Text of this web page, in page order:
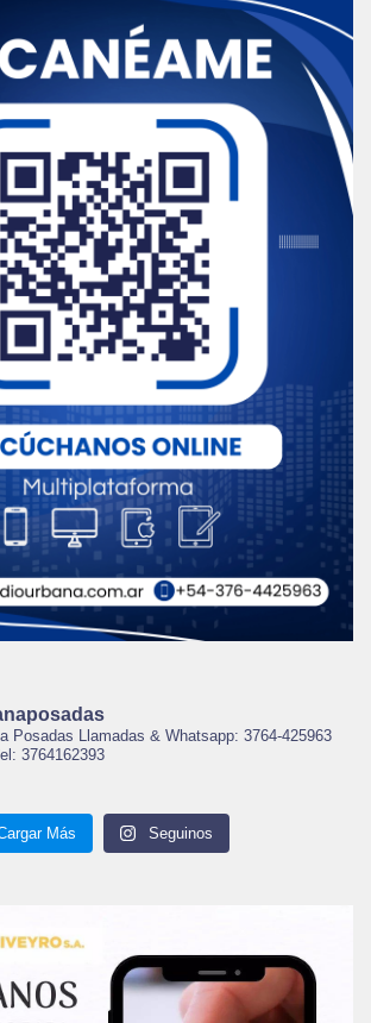
Posadas Llamadas & Whatsapp: 3764-425963
3764162393
Más Seguinos